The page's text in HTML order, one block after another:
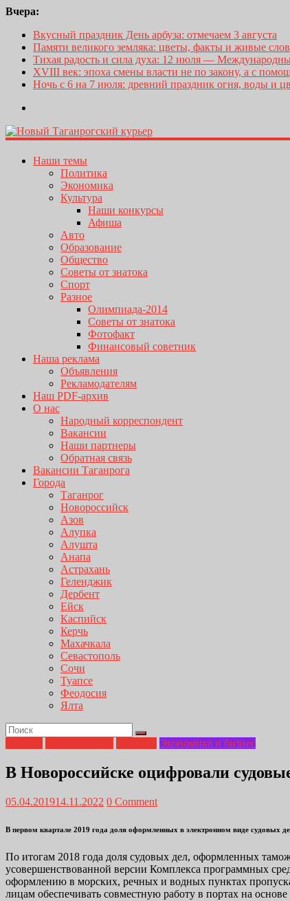
Вчера:
Вкусный праздник День арбуза: отмечаем 3 августа
Памяти великого земляка: цветы, факты и живые
Тихая радость и сила духа: 12 июля —
XVIII век: эпоха смены власти не по закону, а с
Ночь с 6 на 7 июля: древний праздник огня, воды и
Наши темы
Политика
Экономика
Культура
Наши конкурсы
Афиша
Авто
Образование
Общество
Советы от знатока
Спорт
Разное
Олимпиада-2014
Советы от знатока
Фотофакт
Финансовый советник
Наша реклама
Объявления
Рекламодателям
Наш PDF-архив
О нас
Народный корреспондент
Вакансии
Наши партнеры
Обратная связь
Вакансии Таганрога
Города
Таганрог
Новороссийск
Азов
Алупка
Алушта
Анапа
Астрахань
Геленджик
Дербент
Ейск
Каспийск
Керчь
Махачкала
Севастополь
Сочи
Туапсе
Феодосия
Ялта
Экономика и бизнес
В Новороссийске оцифровали
05.04.201914.11.2022 0 Comment
В первом квартале 2019 года доля оформленных в электронном виде
По итогам 2018 года доля судовых дел, оформленных
усовершенствованной версии Комплекса программных
оформлению в морских, речных и водных пунктах
лицам обеспечивать совместную работу в портах на